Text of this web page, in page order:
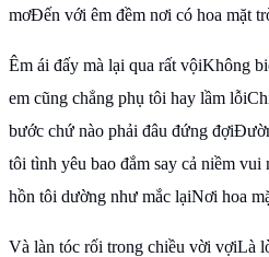
mơĐến với êm đềm nơi có hoa mặt
Êm ái đấy mà lại qua rất vộiKhông
em cũng chẳng phụ tôi hay lầm
bước chứ nào phải đâu đứng
tôi tình yêu bao đắm say cả niềm
hồn tôi dường như mắc lạiNơi hoa
Và làn tóc rối trong chiều vời vợiLà